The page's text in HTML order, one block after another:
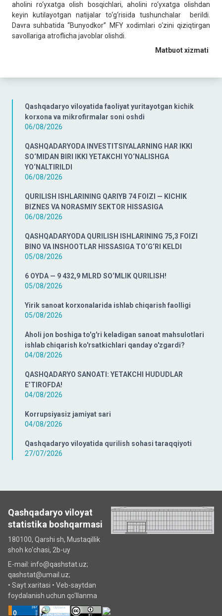
Qashqadaryo viloyatida faoliyat yuritayotgan kichik
korxona va mikrofirmalar soni oshdi
06/08/2026
QASHQADARYODA INVESTITSIYALARNING HAR IKKI
SO‘MIDAN BIRI IKKI YETAKCHI YO‘NALISHGA
YO‘NALTIRILDI
06/08/2026
QURILISH ISHLARINING QARIYB 74 FOIZI — KICHIK
BIZNES VA NORASMIY SEKTOR HISSASIGA
06/08/2026
QASHQADARYODA QURILISH ISHLARINING 75,3 FOIZI
BINO VA INSHOOTLAR HISSASIGA TO‘G‘RI KELDI
05/08/2026
6 OYDA — 9 432,9 MLRD SO‘MLIK QURILISH!
05/08/2026
Yirik sanoat korxonalarida ishlab chiqarish faolligi
05/08/2026
Aholi jon boshiga to'g'ri keladigan sanoat mahsulotlari
ishlab chiqarish ko'rsatkichlari qanday o'zgardi?
04/08/2026
QASHQADARYO SANOATI: YETAKCHI HUDUDLAR
E’TIROFDA!
04/08/2026
Korrupsiyasiz jamiyat sari
04/08/2026
Qashqadaryo viloyatida qurilish sohasi taraqqiyoti
27/07/2026
aholini ro‘yxatga olish bosqichlari, aholini ro‘yxatga olishdan
keyin kutilayotgan natijalar to‘g‘risida tushunchalar berildi.
Davra suhbatida “Bunyodkor” MFY xodimlari o‘zini qiziqtirgan
savollariga atroflicha javoblar olishdi.
Matbuot xizmati
Qashqadaryo viloyat
statistika boshqarmasi
180100, Qarshi sh, Mustаqillik
shoh ko‘chаsi, 2b-uy
E-mail: info@qashstat.uz;
qashstat@umail.uz;
• Sayt xaritasi • Veb-saytdan
foydalanish uchun qo'llanma